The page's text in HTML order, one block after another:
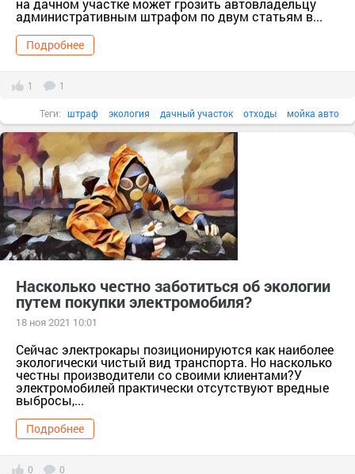
на дачном участке может грозить автовладельцу
административным штрафом по двум статьям в...
Подробнее
1 1
Теги: штраф экология дачный участок отходы мойка авто
запретные места
Насколько честно заботиться об экологии
путем покупки электромобиля?
18 ноя 2021 10:01
Сейчас электрокары позиционируются как наиболее
экологически чистый вид транспорта. Но насколько
честны производители со своими клиентами?У
электромобилей практически отсутствуют вредные
выбросы,...
Подробнее
0 0